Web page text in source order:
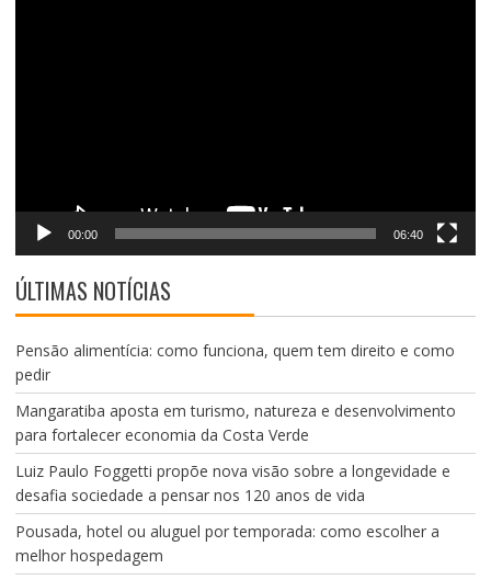
00:00 06:40
ÚLTIMAS NOTÍCIAS
Pensão alimentícia: como funciona, quem tem direito e como
pedir
Mangaratiba aposta em turismo, natureza e desenvolvimento
para fortalecer economia da Costa Verde
Luiz Paulo Foggetti propõe nova visão sobre a longevidade e
desafia sociedade a pensar nos 120 anos de vida
Pousada, hotel ou aluguel por temporada: como escolher a
melhor hospedagem